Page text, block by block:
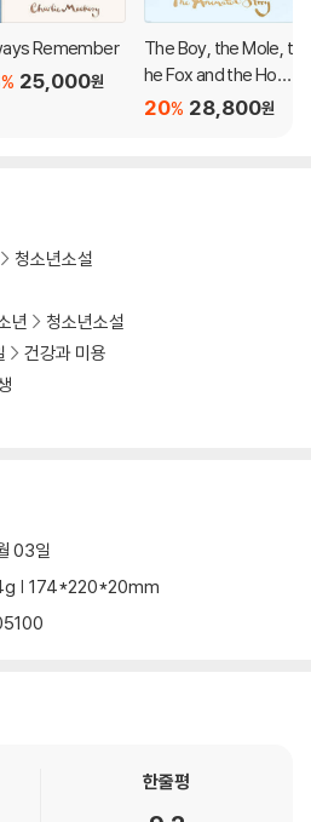
Remember
25,000원
%
The Boy, the Mole, t
he Fox and the Hors
e: The Animated St
28,800원
20%
청소년소설
년
청소년소설
건강과 미용
03일
| 174*220*20mm
한줄평